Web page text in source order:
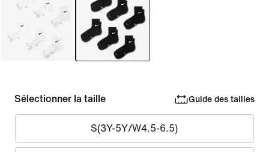
Sélectionner la taille Guide des tailles
S(3Y-5Y/W4.5-6.5)